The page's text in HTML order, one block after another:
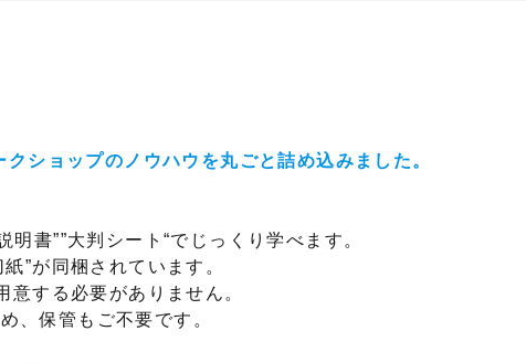
ショップのノウハウを丸ごと詰め込みました。
書””大判シート“でじっくり学べます。
”が同梱されています。
する必要がありません。
保管もご不要です。